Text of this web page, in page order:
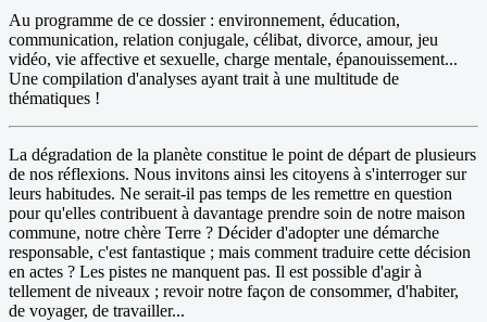
Au programme de ce dossier : environnement, éducation,
communication, relation conjugale, célibat, divorce, amour, jeu
vidéo, vie affective et sexuelle, charge mentale, épanouissement...
Une compilation d'analyses ayant trait à une multitude de
thématiques !
La dégradation de la planète constitue le point de départ de plusieurs
de nos réflexions. Nous invitons ainsi les citoyens à s'interroger sur
leurs habitudes. Ne serait-il pas temps de les remettre en question
pour qu'elles contribuent à davantage prendre soin de notre maison
commune, notre chère Terre ? Décider d'adopter une démarche
responsable, c'est fantastique ; mais comment traduire cette décision
en actes ? Les pistes ne manquent pas. Il est possible d'agir à
tellement de niveaux ; revoir notre façon de consommer, d'habiter,
de voyager, de travailler...